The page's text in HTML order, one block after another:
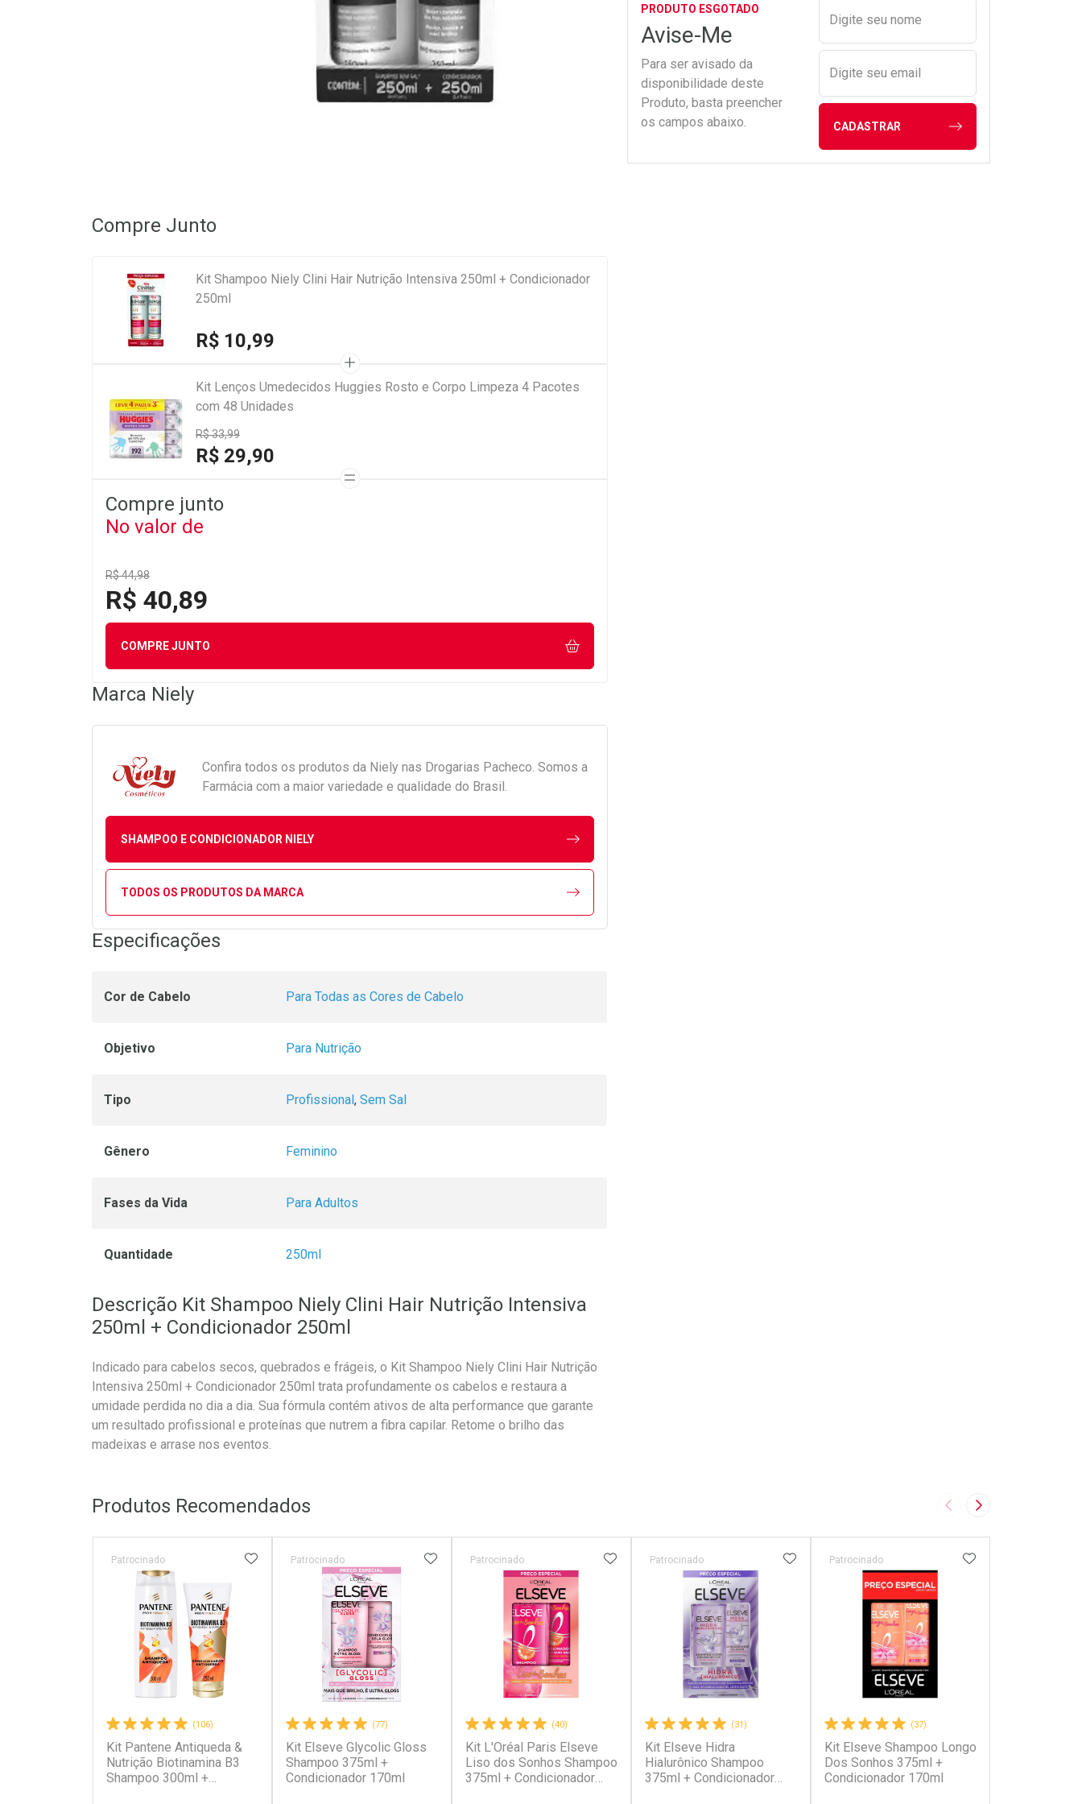
PRODUTO ESGOTADO
Avise-Me
Para ser avisado da
disponibilidade deste
Produto, basta preencher
os campos abaixo.
Preencher nome e email
Digite seu nome
Digite seu email
CADASTRAR
Compre Junto
Kit Shampoo Niely Clini Hair Nutrição Intensiva 250ml + Condicionador
250ml
R$ 10,99
Kit Lenços Umedecidos Huggies Rosto e Corpo Limpeza 4 Pacotes
com 48 Unidades
R$ 33,99
R$ 29,90
Compre junto
No valor de
R$ 44,98
R$ 40,89
COMPRE JUNTO
Marca Niely
Confira todos os produtos da Niely nas Drogarias Pacheco. Somos a
Farmácia com a maior variedade e qualidade do Brasil.
SHAMPOO E CONDICIONADOR NIELY
TODOS OS PRODUTOS DA MARCA
Especificações
Cor de Cabelo Para Todas as Cores de Cabelo
Objetivo Para Nutrição
Tipo Profissional, Sem Sal
Gênero Feminino
Fases da Vida Para Adultos
Quantidade 250ml
Descrição Kit Shampoo Niely Clini Hair Nutrição Intensiva
250ml + Condicionador 250ml
Indicado para cabelos secos, quebrados e frágeis, o Kit Shampoo Niely Clini Hair Nutrição
Intensiva 250ml + Condicionador 250ml trata profundamente os cabelos e restaura a
umidade perdida no dia a dia. Sua fórmula contém ativos de alta performance que garante
um resultado profissional e proteínas que nutrem a fibra capilar. Retome o brilho das
madeixas e arrase nos eventos.
Produtos Recomendados Imagem Anterior
Próxima Imagem
(106)
Kit Pantene Antiqueda &
Nutrição Biotinamina B3
Shampoo 300ml +
Patrocinado ADICIONAR AOS FAVORITOS
(77)
Kit Elseve Glycolic Gloss
Shampoo 375ml +
Condicionador 170ml
Patrocinado ADICIONAR AOS FAVORITOS
(40)
Kit L'Oréal Paris Elseve
Liso dos Sonhos Shampoo
375ml + Condicionador
Patrocinado ADICIONAR AOS FAVORITOS
(31)
Kit Elseve Hidra
Hialurônico Shampoo
375ml + Condicionador
Patrocinado ADICIONAR AOS FAVORITOS
(37)
Kit Elseve Shampoo Longo
Dos Sonhos 375ml +
Condicionador 170ml
Patrocinado ADICIONAR AOS